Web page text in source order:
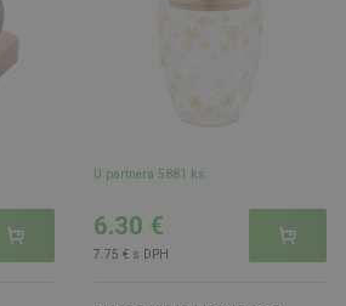
U partnera 5881 ks
6.30 €
7.75 € s DPH